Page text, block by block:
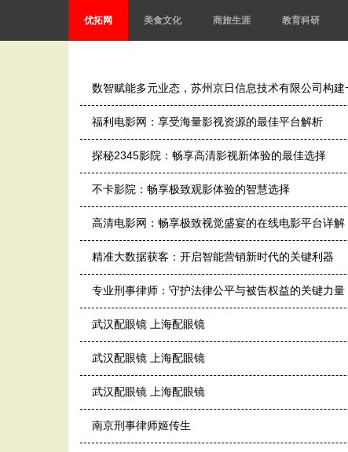
优拓网 美食文化 商旅生涯 教育科研
数智赋能多元业态，苏州京日信息技术有限公司构
福利电影网：享受海量影视资源的最佳平台解析
探秘2345影院：畅享高清影视新体验的最佳选择
不卡影院：畅享极致观影体验的智慧选择
高清电影网：畅享极致视觉盛宴的在线电影平台详解
精准大数据获客：开启智能营销新时代的关键利器
专业刑事律师：守护法律公平与被告权益的关键力量
武汉配眼镜 上海配眼镜
武汉配眼镜 上海配眼镜
武汉配眼镜 上海配眼镜
南京刑事律师姬传生